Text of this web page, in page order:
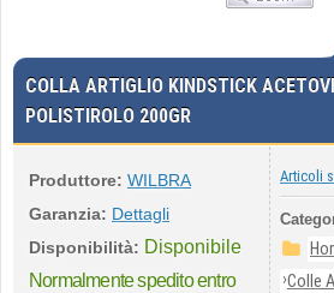
COLLA ARTIGLIO KINDSTICK
POLISTIROLO 200GR
Produttore: WILBRA
Garanzia: Dettagli
Disponibilità: Disponibile
Normalmente spedito entro
Articoli
›Colle